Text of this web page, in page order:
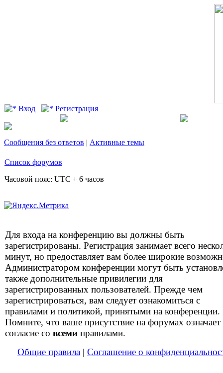
Вход Регистрация
Сообщения без ответов | Активные темы
Список форумов
Часовой пояс: UTC + 6 часов
Для входа на конференцию вы должны быть
зарегистрированы. Регистрация занимает всего
минут, но предоставляет вам более широкие
Администратором конференции могут быть
также дополнительные привилегии для
зарегистрированных пользователей. Прежде чем
зарегистрироваться, вам следует ознакомиться с
правилами и политикой, принятыми на конференции.
Помните, что ваше присутствие на форумах означает
согласие со всеми правилами.
Общие правила | Соглашение о